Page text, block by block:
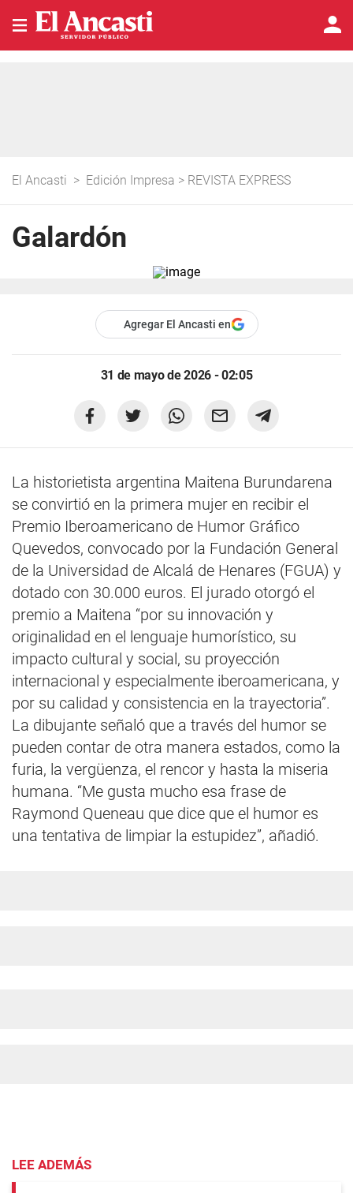
El Ancasti > Edición Impresa > REVISTA EXPRESS
Galardón
Agregar El Ancasti en
31 de mayo de 2026 - 02:05
La historietista argentina Maitena Burundarena
se convirtió en la primera mujer en recibir el
Premio Iberoamericano de Humor Gráfico
Quevedos, convocado por la Fundación General
de la Universidad de Alcalá de Henares (FGUA) y
dotado con 30.000 euros. El jurado otorgó el
premio a Maitena “por su innovación y
originalidad en el lenguaje humorístico, su
impacto cultural y social, su proyección
internacional y especialmente iberoamericana, y
por su calidad y consistencia en la trayectoria”.
La dibujante señaló que a través del humor se
pueden contar de otra manera estados, como la
furia, la vergüenza, el rencor y hasta la miseria
humana. “Me gusta mucho esa frase de
Raymond Queneau que dice que el humor es
una tentativa de limpiar la estupidez”, añadió.
LEE ADEMÁS